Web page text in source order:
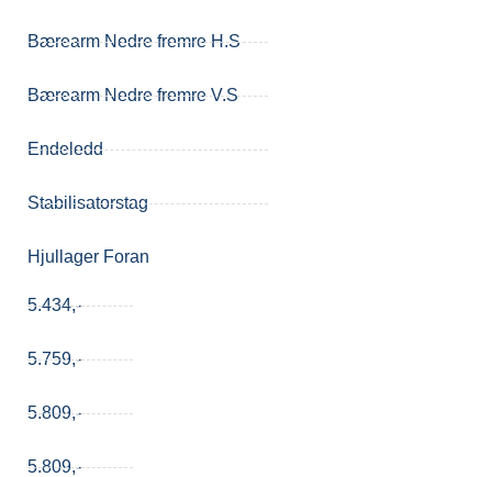
Bærearm Nedre fremre H.S
Bærearm Nedre fremre V.S
Endeledd
Stabilisatorstag
Hjullager Foran
5.434,-
5.759,-
5.809,-
5.809,-